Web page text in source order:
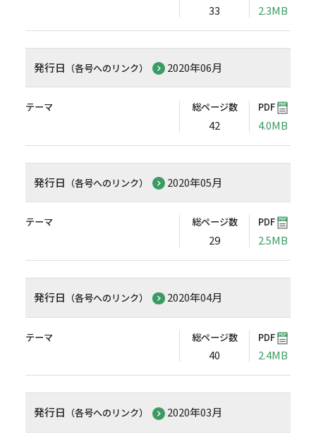
33 2.3MB
発行日 （各号へのリンク） 2020年06月
テーマ 総ページ数
42
PDF
4.0MB
発行日 （各号へのリンク） 2020年05月
テーマ 総ページ数
29
PDF
2.5MB
発行日 （各号へのリンク） 2020年04月
テーマ 総ページ数
40
PDF
2.4MB
発行日 （各号へのリンク） 2020年03月